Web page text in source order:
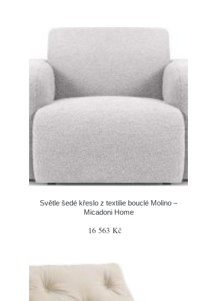
Světle šedé křeslo z textilie bouclé Molino –
Micadoni Home
16 563 Kč